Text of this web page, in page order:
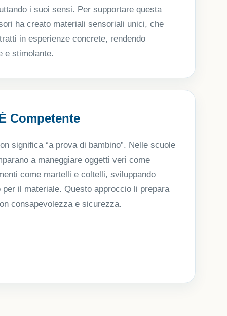
i suoi sensi. Per supportare questa
ha creato materiali sensoriali unici, che
in esperienze concrete, rendendo
e stimolante.
Competente
significa “a prova di bambino”. Nelle scuole
a maneggiare oggetti veri come
come martelli e coltelli, sviluppando
il materiale. Questo approccio li prepara
consapevolezza e sicurezza.